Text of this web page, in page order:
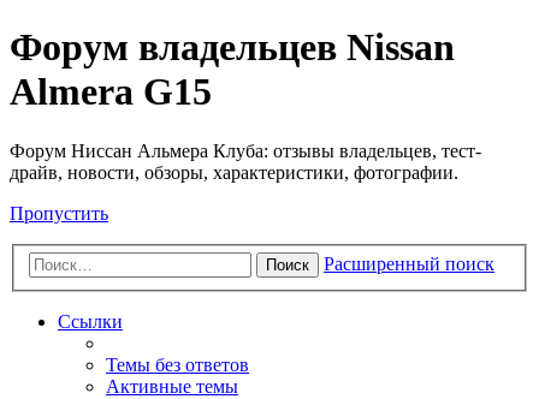
Форум владельцев Nissan
Almera G15
Форум Ниссан Альмера Клуба: отзывы владельцев, тест-
драйв, новости, обзоры, характеристики, фотографии.
Пропустить
Поиск Расширенный поиск
Ссылки
Темы без ответов
Активные темы